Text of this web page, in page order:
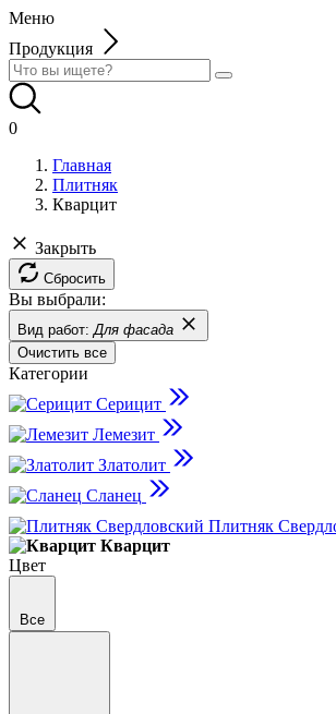
Меню
Продукция
0
Главная
Плитняк
Кварцит
Закрыть
Сбросить
Вы выбрали:
Вид работ:Для фасада
Очистить все
Категории
Серицит
Лемезит
Златолит
Сланец
Плитняк
Кварцит
Цвет
Все